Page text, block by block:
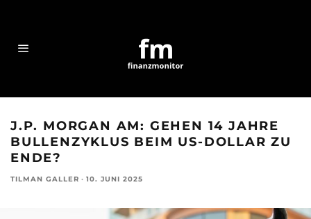
J.P. MORGAN AM: GEHEN 14 JAHRE
BULLENZYKLUS BEIM US-DOLLAR ZU
ENDE?
TILMAN GALLER · 10. JUNI 2025